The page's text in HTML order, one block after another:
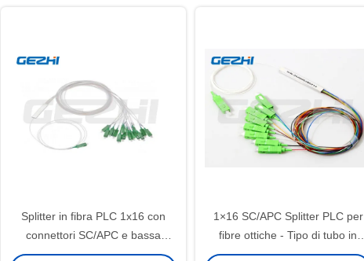
Splitter in fibra PLC 1x16 con
connettori SC/APC e bassa
perdita di inserzione per la
1×16 SC/APC Splitter PLC per
fibre ottiche - Tipo di tubo in
acciaio ad alta affidabilità per